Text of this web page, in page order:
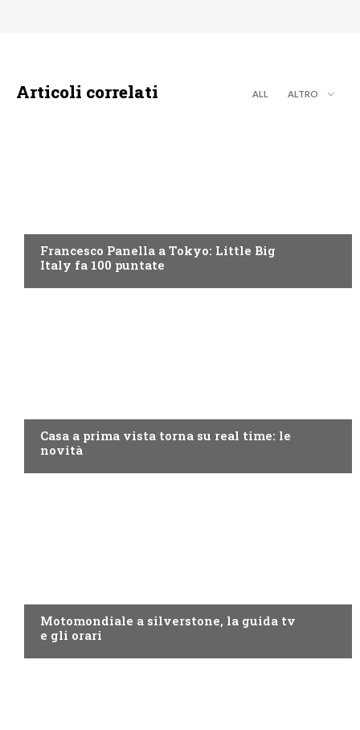
Articoli correlati ALL ALTRO
Francesco Panella a Tokyo: Little Big
Italy fa 100 puntate
Casa a prima vista torna su real time: le
novità
Motomondiale a silverstone, la guida tv
e gli orari